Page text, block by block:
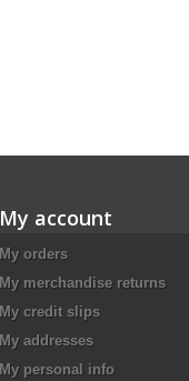
My account
My orders
My merchandise returns
My credit slips
My addresses
My personal info